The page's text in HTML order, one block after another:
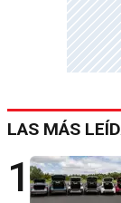
LAS MÁS
1